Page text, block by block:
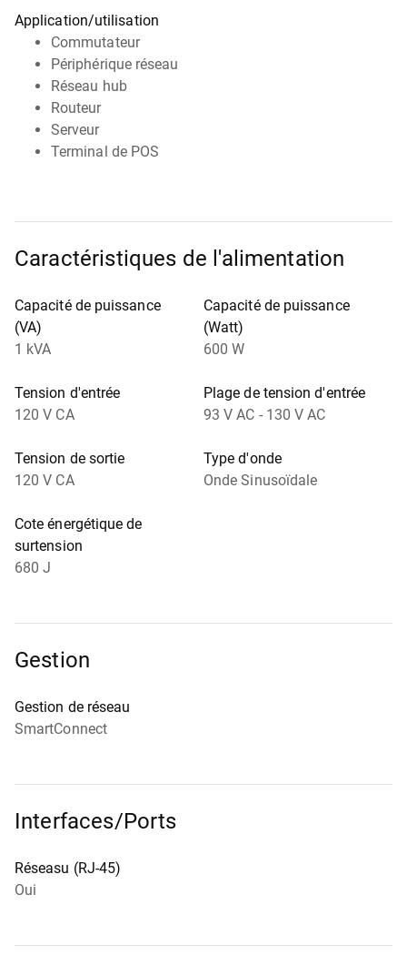
Application/utilisation
Commutateur
Périphérique réseau
Réseau hub
Routeur
Serveur
Terminal de POS
Caractéristiques de l'alimentation
Capacité de puissance
(VA)
1 kVA
Capacité de puissance
(Watt)
600 W
Tension d'entrée
120 V CA
Plage de tension d'entrée
93 V AC - 130 V AC
Tension de sortie
120 V CA
Type d'onde
Onde Sinusoïdale
Cote énergétique de
surtension
680 J
Gestion
Gestion de réseau
SmartConnect
Interfaces/Ports
Réseasu (RJ-45)
Oui